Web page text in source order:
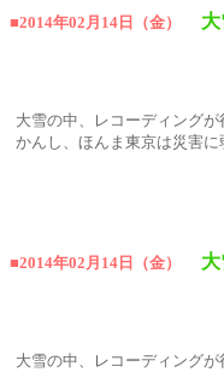
■2014年02月14日（金）
大雪の中、レコーディング
かんし、ほんま東京は災害
■2014年02月14日（金）
大雪の中、レコーディング